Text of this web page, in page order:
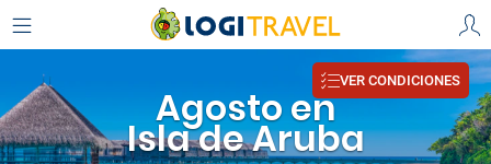
Agosto en
Isla de Aruba
VER CONDICIONES